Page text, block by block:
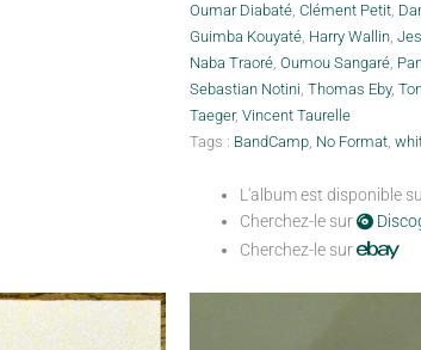
Oumar Diabaté, Clément Petit,
Guimba Kouyaté, Harry Wallin,
Naba Traoré, Oumou Sangaré,
Sebastian Notini, Thomas Eby,
Taeger, Vincent Taurelle
Tags : BandCamp, No Format,
L'album est disponible
Cherchez-le sur
Cherchez-le sur